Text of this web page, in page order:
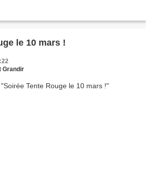
le 10 mars !
Grandir